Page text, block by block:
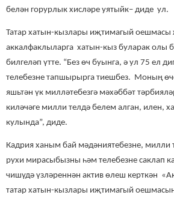
белән горурлык хисләре уятыйк– диде ул.
Татар хатын-кызлары иҗтимагый оешмасы
аккалфаклыларга хатын-кыз буларак олы
билгеләп үтте. “Без өч буынга, ә ул 75 ел
телебезне тапшырырга тиешбез. Моның
яшьтән үк милләтебезгә мәхәббәт
киләчәге милли телдә белем алган, илен,
кулында”, диде.
Кадрия ханым бай мәдәниятебезне, милли
рухи мирасыбызны һәм телебезне саклап
чишүдә үзләреннән актив өлеш керткән
татар хатын-кызлары иҗтимагый